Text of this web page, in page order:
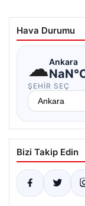
Hava Durumu
☁Ankara
ŞEHIR SEÇ
Bizi Takip Edin